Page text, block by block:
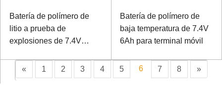
Batería de polímero de
litio a prueba de
explosiones de 7.4V
Batería de polímero de
baja temperatura de 7.4V
6Ah para terminal móvil
« 1 2 3 4 5 6 7 8 »